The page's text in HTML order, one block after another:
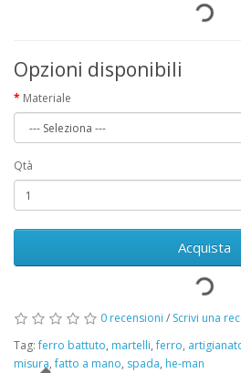
Opzioni disponibili
Materiale
Qtà
Acquista
0 recensioni / Scrivi una
Tag:ferro battuto, martelli,ferro,
misura,fatto a mano, spada, he-man